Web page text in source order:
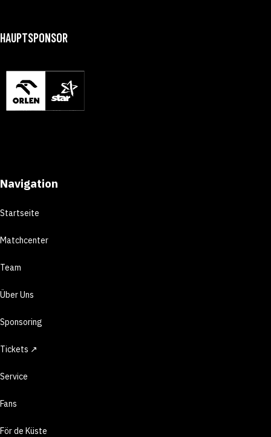
HAUPTSPONSOR
Navigation
Startseite
Matchcenter
Team
Über Uns
Sponsoring
Tickets ↗
Service
Fans
För de Küste